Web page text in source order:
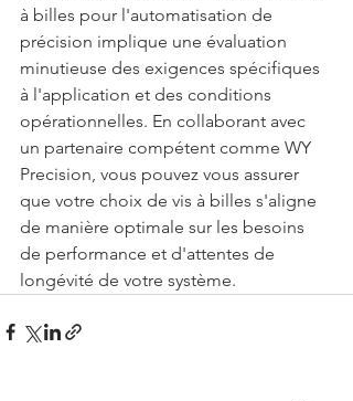
à billes pour l'automatisation de
précision implique une évaluation
minutieuse des exigences spécifiques
à l'application et des conditions
opérationnelles. En collaborant avec
un partenaire compétent comme WY
Precision, vous pouvez vous assurer
que votre choix de vis à billes s'aligne
de manière optimale sur les besoins
de performance et d'attentes de
longévité de votre système.